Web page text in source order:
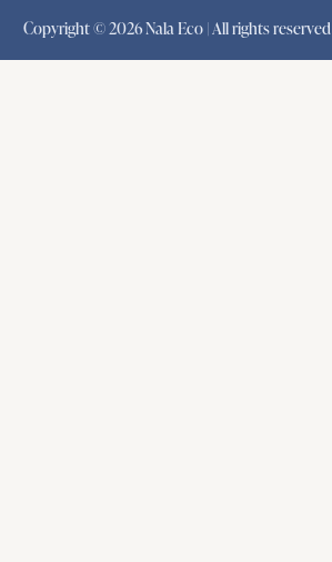
Copyright © 2026 Nala Eco | All rights reserved